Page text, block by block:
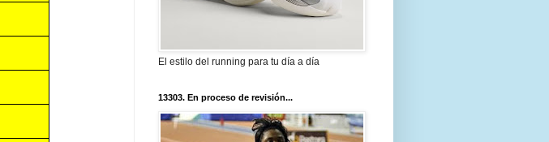
El estilo del running para tu día a día
13303. En proceso de revisión...